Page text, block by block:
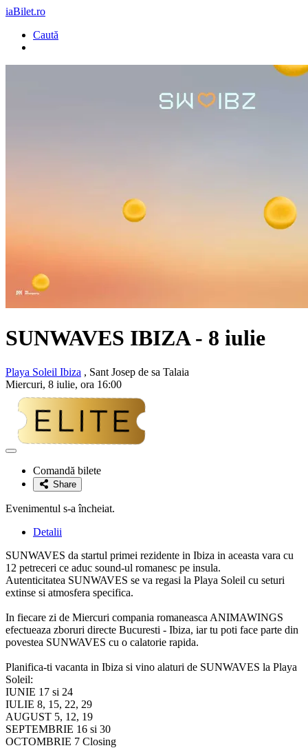
iaBilet.ro
Caută
SUNWAVES IBIZA - 8 iulie
Playa Soleil Ibiza , Sant Josep de sa Talaia
Miercuri, 8 iulie, ora 16:00
Adaugă
favoriteComandă bilete
Share
Evenimentul s-a încheiat.
Detalii
SUNWAVES da startul primei rezidente in Ibiza in aceasta vara cu
12 petreceri ce aduc sound-ul romanesc pe insula.
Autenticitatea SUNWAVES se va regasi la Playa Soleil cu seturi
extinse si atmosfera specifica.
In fiecare zi de Miercuri compania romaneasca ANIMAWINGS
efectueaza zboruri directe Bucuresti - Ibiza, iar tu poti face parte din
povestea SUNWAVES cu o calatorie rapida.
Planifica-ti vacanta in Ibiza si vino alaturi de SUNWAVES la Playa
Soleil:
IUNIE 17 si 24
IULIE 8, 15, 22, 29
AUGUST 5, 12, 19
SEPTEMBRIE 16 si 30
OCTOMBRIE 7 Closing